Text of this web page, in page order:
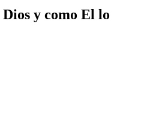
y como El lo